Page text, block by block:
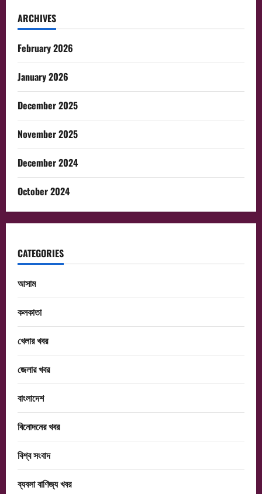
ARCHIVES
February 2026
January 2026
December 2025
November 2025
December 2024
October 2024
CATEGORIES
আসাম
কলকাতা
খেলার খবর
জেলার খবর
বাংলাদেশ
বিনোদনের খবর
বিশ্ব সংবাদ
ব্যবসা বাণিজ্য খবর